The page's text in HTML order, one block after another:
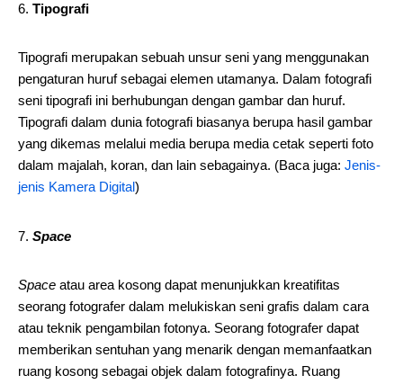
Tipografi
Tipografi merupakan sebuah unsur seni yang menggunakan
pengaturan huruf sebagai elemen utamanya. Dalam fotografi
seni tipografi ini berhubungan dengan gambar dan huruf.
Tipografi dalam dunia fotografi biasanya berupa hasil gambar
yang dikemas melalui media berupa media cetak seperti foto
dalam majalah, koran, dan lain sebagainya. (Baca juga: Jenis-
jenis Kamera Digital)
Space
Space atau area kosong dapat menunjukkan kreatifitas
seorang fotografer dalam melukiskan seni grafis dalam cara
atau teknik pengambilan fotonya. Seorang fotografer dapat
memberikan sentuhan yang menarik dengan memanfaatkan
ruang kosong sebagai objek dalam fotografinya. Ruang